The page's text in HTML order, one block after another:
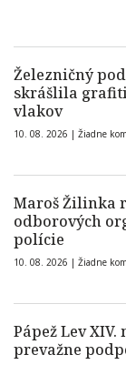
Železničný
skrášlila
vlakov
10. 08. 2026 | Žiadne
Maroš Žilinka
odborových
polície
10. 08. 2026 | Žiadne
Pápež Lev
prevažne